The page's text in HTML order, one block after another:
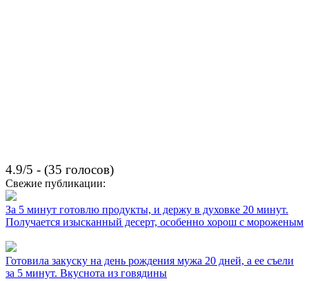
4.9/5 - (35 голосов)
Свежие публикации:
За 5 минут готовлю продукты, и держу в духовке 20 минут.
Получается изысканный десерт, особенно хорош с мороженым
Готовила закуску на день рождения мужа 20 дней, а ее съели
за 5 минут. Вкуснота из говядины